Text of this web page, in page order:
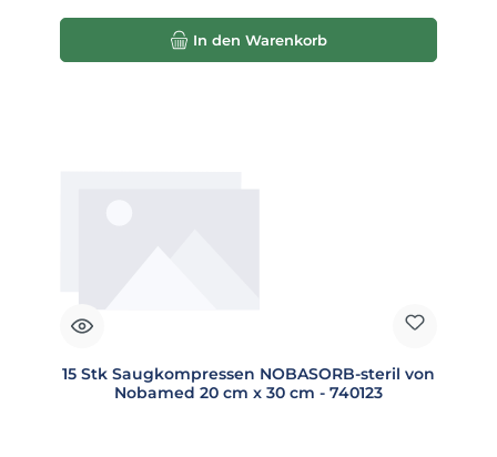
In den Warenkorb
15 Stk Saugkompressen NOBASORB-steril von
Nobamed 20 cm x 30 cm - 740123